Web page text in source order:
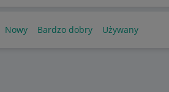
Nowy Bardzo dobry Używany